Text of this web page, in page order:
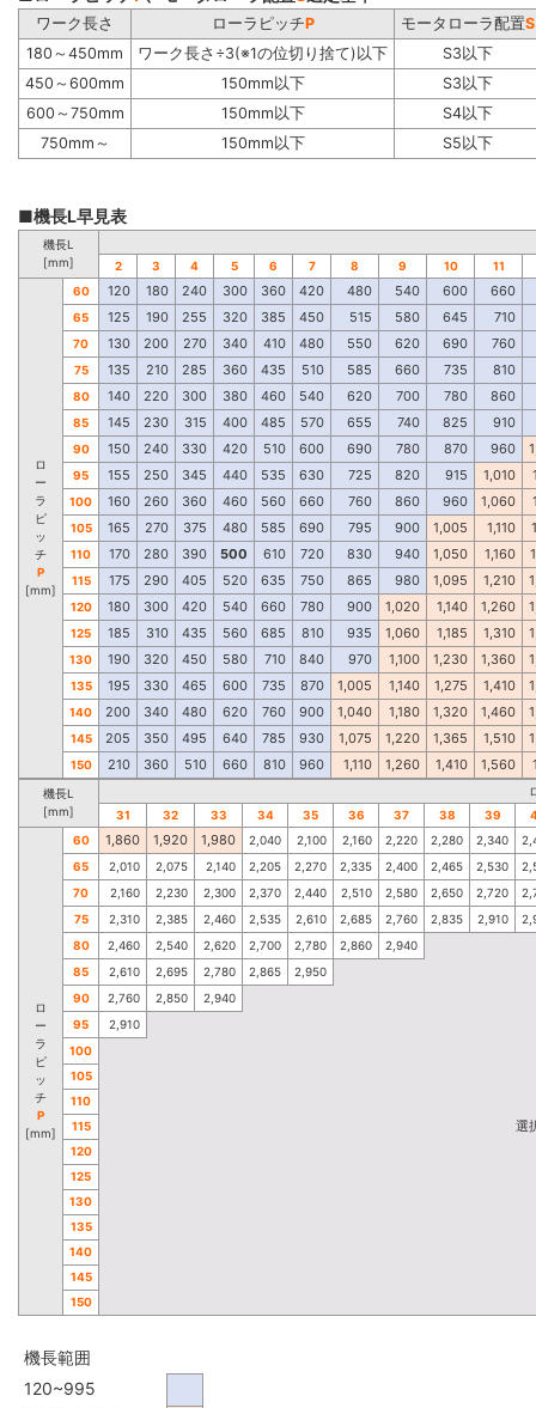
ワーク長さ ローラピッチP モータローラ配置S
180～450mm
ワーク長さ÷3(※1の位切り捨て)以下
S3以下
450～600mm
150mm以下
S3以下
600～750mm
150mm以下
S4以下
750mm～
150mm以下 S5以下
■機長L早見表
機長L
[mm]
2 3 4 5 6 7 8 9 10 11
ロ
ー
ラ
ピ
ッ
チ
P
[mm]
60 120 180 240 300 360 420 480 540 600 660
65 125 190 255 320 385 450 515 580 645 710
70 130 200 270 340 410 480 550 620 690 760
75 135 210 285 360 435 510 585 660 735 810
80 140 220 300 380 460 540 620 700 780 860
85 145 230 315 400 485 570 655 740 825 910
90 150 240 330 420 510 600 690 780 870 960
95 155 250 345 440 535 630 725 820 915 1,010
100 160 260 360 460 560 660 760 860 960 1,060
105 165 270 375 480 585 690 795 900 1,005 1,110
110 170 280 390 500 610 720 830 940 1,050 1,160
115 175 290 405 520 635 750 865 980 1,095 1,210
120 180 300 420 540 660 780 900 1,020 1,140 1,260
125 185 310 435 560 685 810 935 1,060 1,185 1,310
130 190 320 450 580 710 840 970 1,100 1,230 1,360
135 195 330 465 600 735 870 1,005 1,140 1,275 1,410
140 200 340 480 620 760 900 1,040 1,180 1,320 1,460
145 205 350 495 640 785 930 1,075 1,220 1,365 1,510
150 210 360 510 660 810 960 1,110 1,260 1,410 1,560
機長L
[mm]
31
32 33 34 35 36 37 38 39
ロ
ー
ラ
ピ
ッ
チ
P
[mm]
60 1,860 1,920 1,980 2,040 2,100 2,160 2,220 2,280 2,340
65
2,010 2,075 2,140 2,205 2,270 2,335 2,400 2,465 2,530
70
2,160 2,230 2,300 2,370 2,440 2,510 2,580 2,650 2,720
75
2,310 2,385 2,460 2,535 2,610 2,685 2,760 2,835 2,910
80
2,460 2,540 2,620 2,700 2,780 2,860
2,940
85
2,610 2,695 2,780 2,865
2,950
90
2,760 2,850
2,940
95
2,910
100
105
110
115
選
120
125
130
135
140
145
150
機長範囲
120~995